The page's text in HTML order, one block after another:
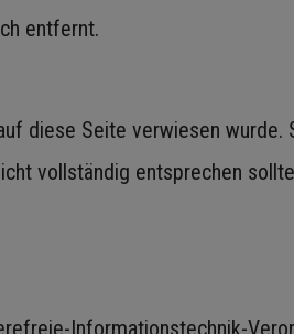
entfernt.
diese Seite verwiesen wurde.
vollständig entsprechen